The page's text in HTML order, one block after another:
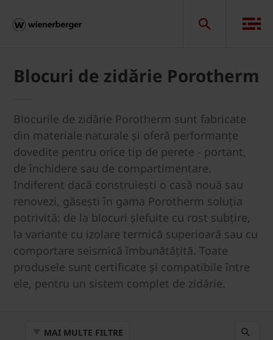
Blocuri de zidărie Porotherm
Blocurile de zidărie Porotherm sunt fabricate
din materiale naturale și oferă performanțe
dovedite pentru orice tip de perete - portant,
de închidere sau de compartimentare.
Indiferent dacă construiești o casă nouă sau
renovezi, găsești în gama Porotherm soluția
potrivită: de la blocuri șlefuite cu rost subțire,
la variante cu izolare termică superioară sau cu
comportare seismică îmbunătățită. Toate
produsele sunt certificate și compatibile între
ele, pentru un sistem complet de zidărie.
MAI MULTE FILTRE